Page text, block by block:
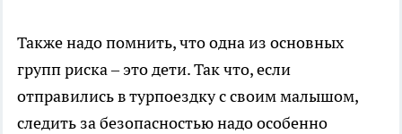
Также надо помнить, что одна из основных
групп риска – это дети. Так что, если
отправились в турпоездку с своим малышом,
следить за безопасностью надо особенно